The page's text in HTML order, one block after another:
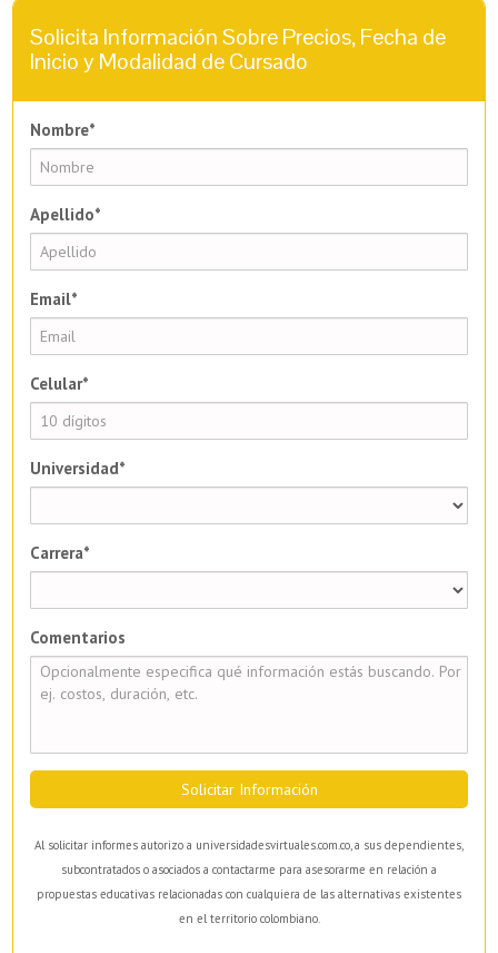
Solicita Información Sobre Precios, Fecha de
Inicio y Modalidad de Cursado
Nombre*
Apellido*
Email*
Celular*
Universidad*
Carrera*
Comentarios
Solicitar Información
Al solicitar informes autorizo a universidadesvirtuales.com.co, a sus dependientes,
subcontratados o asociados a contactarme para asesorarme en relación a
propuestas educativas relacionadas con cualquiera de las alternativas existentes
en el territorio colombiano.